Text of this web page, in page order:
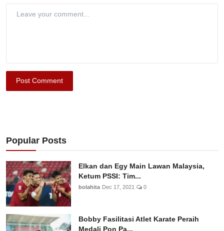
Post Comment
Popular Posts
Elkan dan Egy Main Lawan Malaysia,
Ketum PSSI: Tim...
bolahita Dec 17, 2021 0
Bobby Fasilitasi Atlet Karate Peraih
Medali Pon Pa...